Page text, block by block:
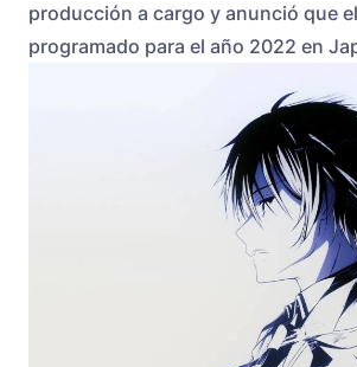
producción a cargo y anunció que
programado para el año 2022 en